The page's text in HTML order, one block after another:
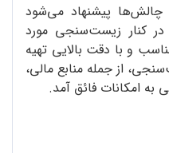
چالش‌ها پیشنهاد می‌شود
کنار زیست‌سنجی مورد
و با دقت بالایی تهیه
از جمله منابع مالی،
به امکانات فائق آمد.